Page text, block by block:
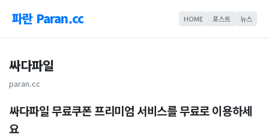
파란 Paran.cc HOME 포스트 뉴스
싸다파일
paran.cc
싸다파일 무료쿠폰 프리미엄 서비스를 무료로 이용하세
요